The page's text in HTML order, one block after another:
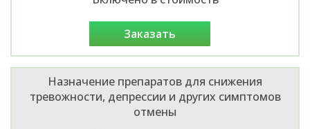
заказать
Назначение препаратов для снижения
тревожности, депрессии и других симптомов
отмены